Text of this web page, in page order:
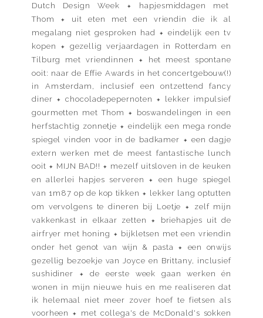
Dutch Design Week
✦
hapjesmiddagen met
Thom
✦ uit eten met een vriendin die ik al
megalang niet gesproken had
✦
eindelijk een tv
kopen
✦
gezellig verjaardagen in Rotterdam en
Tilburg met vriendinnen
✦
het meest spontane
ooit: naar de Effie Awards in het concertgebouw(!)
in Amsterdam, inclusief een ontzettend fancy
diner
✦ chocoladepepernoten ✦
lekker impulsief
gourmetten met Thom
✦
boswandelingen in een
herfstachtig zonnetje
✦
eindelijk een mega ronde
spiegel vinden voor in de badkamer
✦een dagje
extern werken met de meest fantastische lunch
ooit ✦ MIJN BAD!! ✦
mezelf uitsloven in de keuken
en allerlei hapjes serveren
✦
een huge spiegel
van 1m87 op de kop tikken
✦
lekker lang optutten
om vervolgens te dineren bij Loetje
✦
zelf mijn
vakkenkast in elkaar zetten
✦
briehapjes uit de
airfryer met honing
✦ bijkletsen met een vriendin
onder het genot van wijn & pasta
✦ een onwijs
gezellig bezoekje van Joyce en Brittany, inclusief
sushidiner
✦
de eerste week gaan werken én
wonen in mijn nieuwe huis en me realiseren dat
ik helemaal niet meer zover hoef te fietsen als
voorheen
✦ met collega's de McDonald's sokken